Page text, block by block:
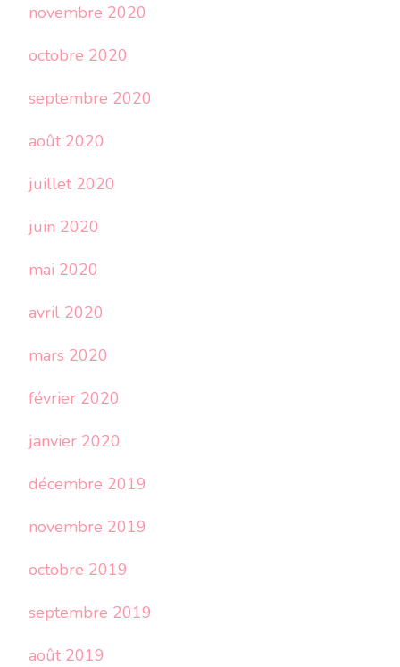
novembre 2020
octobre 2020
septembre 2020
août 2020
juillet 2020
juin 2020
mai 2020
avril 2020
mars 2020
février 2020
janvier 2020
décembre 2019
novembre 2019
octobre 2019
septembre 2019
août 2019